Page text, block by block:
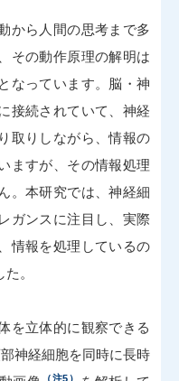
から人間の思考まで多
その動作原理の解明は
なっています。脳・神
接続されていて、神経
取りしながら、情報の
ますが、その情報処理
。本研究では、神経細
ガンスに注目し、実際
情報を処理しているの
。
を立体的に観察できる
神経細胞を同時に長時
（注5）